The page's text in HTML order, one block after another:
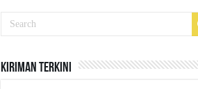
Kiriman Terkini